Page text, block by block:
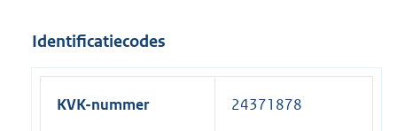
Identificatiecodes
KVK-nummer 24371878